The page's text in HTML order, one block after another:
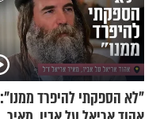
"לא הספקתי להיפרד ממנו":